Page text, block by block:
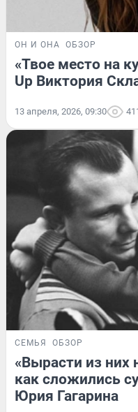
ОН И ОНА ОБЗОР
«Твое место на
Up Виктория
13 апреля, 2026, 09:30
СЕМЬЯ ОБЗОР
«Вырасти из них
как сложились
Юрия Гагарина